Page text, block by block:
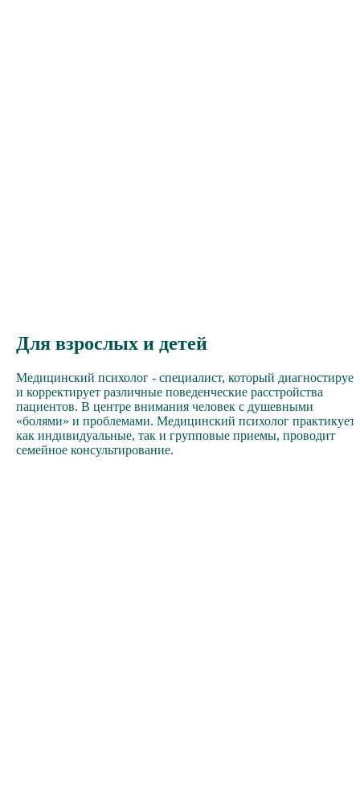
Для взрослых и детей
Медицинский психолог - специалист, который диагностирует
и корректирует различные поведенческие расстройства
пациентов. В центре внимания человек с душевными
«болями» и проблемами. Медицинский психолог практикует
как индивидуальные, так и групповые приемы, проводит
семейное консультирование.